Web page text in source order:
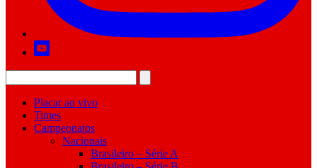
Placar ao vivo
Times
Campeonatos
Nacionais
Brasileiro – Série A